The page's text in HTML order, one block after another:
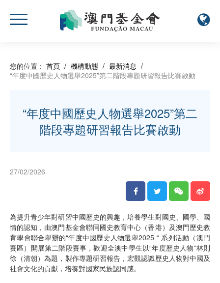
您的位置： 首頁 / 機構動態 / 最新消息 /
“年度中國歷史人物選舉2025”第二階段專題研習報告比賽啟動
“年度中國歷史人物選舉2025”第二
階段專題研習報告比賽啟動
27/02/2026
為提升青少年對研習中國歷史的興趣，培養學生對國史、國學、國
情的認知，由澳門基金會聯同國史教育中心（香港）及澳門歷史教
育學會聯合舉辦的“年度中國歷史人物選舉2025＂系列活動（澳門
賽區）開展第二階段賽事，歡迎全澳中學生以“年度歷史人物”林則
徐（清朝）為題，製作專題研習報告，宏觀認識歷史人物對中國及
社會文化的貢獻，培養對國家民族認同感。